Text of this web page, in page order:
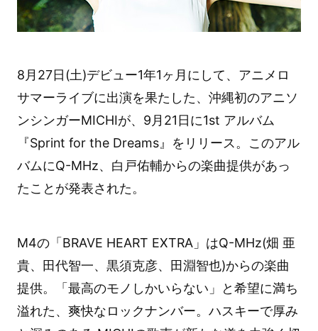
8月27日(土)デビュー1年1ヶ月にして、アニメロ
サマーライブに出演を果たした、沖縄初のアニソ
ンシンガーMICHIが、9月21日に1st アルバム
『Sprint for the Dreams』をリリース。このアル
バムにQ-MHz、白戸佑輔からの楽曲提供があっ
たことが発表された。
M4の「BRAVE HEART EXTRA」はQ-MHz(畑 亜
貴、田代智一、黒須克彦、田淵智也)からの楽曲
提供。「最高のモノしかいらない」と希望に満ち
溢れた、爽快なロックナンバー。ハスキーで厚み